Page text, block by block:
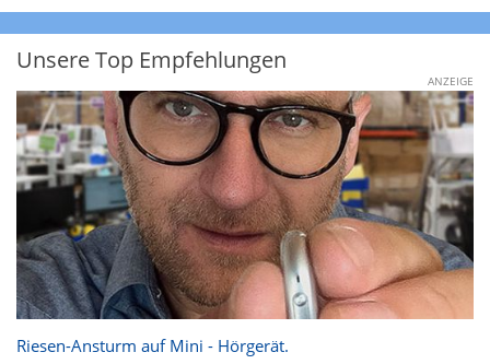
Unsere Top Empfehlungen
ANZEIGE
Riesen-Ansturm auf Mini - Hörgerät.